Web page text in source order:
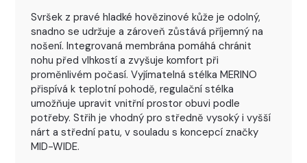
Svršek z pravé hladké hovězinové kůže je odolný,
snadno se udržuje a zároveň zůstává příjemný na
nošení. Integrovaná membrána pomáhá chránit
nohu před vlhkostí a zvyšuje komfort při
proměnlivém počasí. Vyjímatelná stélka MERINO
přispívá k teplotní pohodě, regulační stélka
umožňuje upravit vnitřní prostor obuvi podle
potřeby. Střih je vhodný pro středně vysoký i vyšší
nárt a střední patu, v souladu s koncepcí značky
MID-WIDE.